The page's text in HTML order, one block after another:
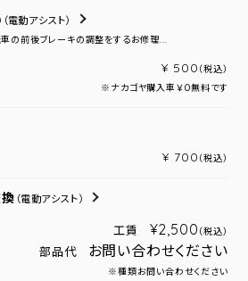
（電動アシスト）
車の前後ブレーキの調整をするお修理...
¥ 500 （税込）
※ナカゴヤ購入車￥０無料です
¥ 700 （税込）
（電動アシスト）
工賃 ¥2,500 （税込）
部品代 お問い合わせください
※種類お問い合わせください